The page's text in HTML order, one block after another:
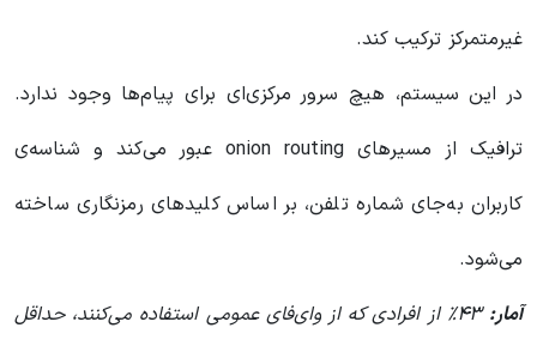
غیرمتمرکز ترکیب کند.
در این سیستم، هیچ سرور مرکزی‌ای برای پیام‌ها وجود ندارد.
ترافیک از مسیرهای onion routing عبور می‌کند و شناسه‌ی
کاربران به‌جای شماره تلفن، بر اساس کلیدهای رمزنگاری ساخته
می‌شود.
آمار:
۴۳٪ از افرادی که از وای‌فای عمومی استفاده می‌کنند، حداقل